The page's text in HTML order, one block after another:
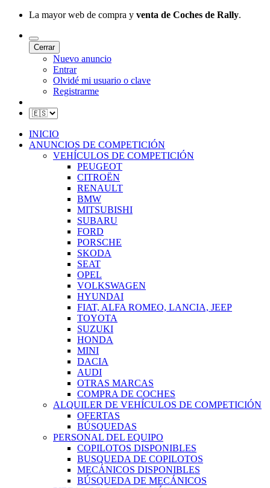
La mayor web de compra y venta de Coches de Rally.
Cerrar
Nuevo anuncio
Entrar
Olvidé mi usuario o clave
Registrarme
INICIO
ANUNCIOS DE COMPETICIÓN
VEHÍCULOS DE COMPETICIÓN
PEUGEOT
CITROËN
RENAULT
BMW
MITSUBISHI
SUBARU
FORD
PORSCHE
SKODA
SEAT
OPEL
VOLKSWAGEN
HYUNDAI
FIAT, ALFA ROMEO, LANCIA, JEEP
TOYOTA
SUZUKI
HONDA
MINI
DACIA
AUDI
OTRAS MARCAS
COMPRA DE COCHES
ALQUILER DE VEHÍCULOS DE COMPETICIÓN
OFERTAS
BÚSQUEDAS
PERSONAL DEL EQUIPO
COPILOTOS DISPONIBLES
BUSQUEDA DE COPILOTOS
MECÁNICOS DISPONIBLES
BÚSQUEDA DE MECÁNICOS